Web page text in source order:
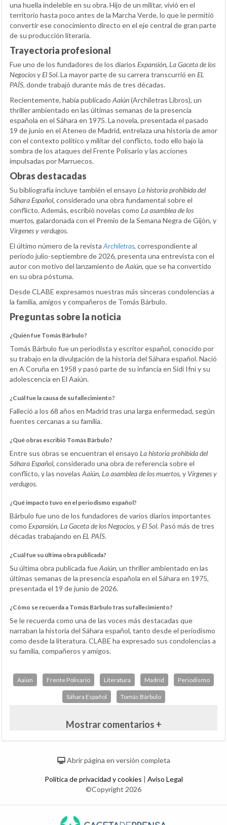
una huella indeleble en su obra. Hijo de un militar, vivió en el
territorio hasta poco antes de la Marcha Verde, lo que le permitió
convertir ese conocimiento directo en el eje central de gran parte
de su producción literaria.
Trayectoria profesional
Fue uno de los fundadores de los diarios Expansión, La Gaceta de los
NegociosyEl Sol. La mayor parte de su carrera transcurrió en EL
PAÍS, donde trabajó durante más de tres décadas.
Recientemente, había publicado Aaiún(Archiletras Libros), un
thriller ambientado en las últimas semanas de la presencia
española en el Sáhara en 1975. La novela, presentada el pasado
19 de junio en el Ateneo de Madrid, entrelaza una historia de amor
con el contexto político y militar del conflicto, todo ello bajo la
sombra de los ataques del Frente Polisario y las acciones
impulsadas por Marruecos.
Obras destacadas
Su bibliografía incluye también el ensayo La historia prohibida del
Sáhara Español, considerado una obra fundamental sobre el
conflicto. Además, escribió novelas como La asamblea de los
muertos, galardonada con el Premio de la Semana Negra de Gijón, y
Vírgenes y verdugos.
El último número de la revista Archiletras, correspondiente al
periodo julio-septiembre de 2026, presenta una entrevista con el
autor con motivo del lanzamiento deAaiún, que se ha convertido
en su obra póstuma.
Desde CLABE expresamos nuestras más sinceras condolencias a
la familia, amigos y compañeros de Tomás Bárbulo.
Preguntas sobre la noticia
¿Quién fue Tomás Bárbulo?
Tomás Bárbulo fue un periodista y escritor español, conocido por
su trabajo en la divulgación de la historia del Sáhara español. Nació
en A Coruña en 1958 y pasó parte de su infancia en Sidi Ifni y su
adolescencia en El Aaiún.
¿Cuál fue la causa de su fallecimiento?
Falleció a los 68 años en Madrid tras una larga enfermedad, según
fuentes cercanas a su familia.
¿Qué obras escribió Tomás Bárbulo?
Entre sus obras se encuentran el ensayo La historia prohibida del
Sáhara Español, considerado una obra de referencia sobre el
conflicto, y las novelas Aaiún, La asamblea de los muertos, y Vírgenes y
verdugos.
¿Qué impacto tuvo en el periodismo español?
Bárbulo fue uno de los fundadores de varios diarios importantes
como Expansión, La Gaceta de los Negocios, yEl Sol. Pasó más de tres
décadas trabajando en EL PAÍS.
¿Cuál fue su última obra publicada?
Su última obra publicada fueAaiún, un thriller ambientado en las
últimas semanas de la presencia española en el Sáhara en 1975,
presentada el 19 de junio de 2026.
¿Cómo se recuerda a Tomás Bárbulo tras su fallecimiento?
Se le recuerda como una de las voces más destacadas que
narraban la historia del Sáhara español, tanto desde el periodismo
como desde la literatura. CLABE ha expresado sus condolencias a
su familia, compañeros y amigos.
Aaiún Frente Polisario Literatura Madrid Periodismo
Sáhara Español Tomás Bárbulo
Mostrar comentarios +
Abrir página en versión completa
Política de privacidad y cookies | Aviso Legal
©Copyright 2026